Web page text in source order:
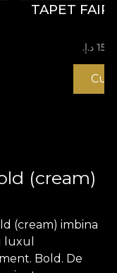
TAPET
د.إ.‏
(cream)
(cream) imbina
luxul
Bold. De